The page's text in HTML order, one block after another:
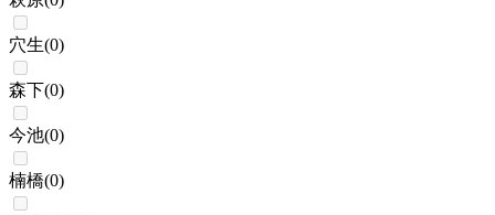
穴生(0)
森下(0)
今池(0)
楠橋(0)